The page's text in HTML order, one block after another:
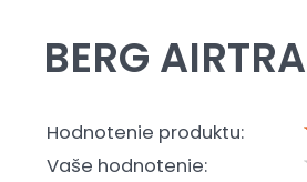
BERG
Hodnotenie produktu:
Vaše hodnotenie: